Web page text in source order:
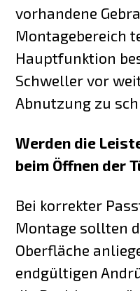
vorhandene
Montagebereich
Hauptfunktion
Schweller vor
Abnutzung zu
Werden die
beim Öffnen der
Bei korrekter
Montage sollten
Oberfläche
endgültigen